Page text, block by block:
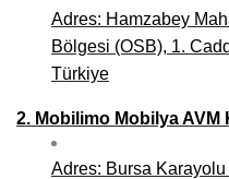
Adres: Hamzabey
Bölgesi (OSB), 1.
Türkiye
2. Mobilimo Mobilya AVM
Adres: Bursa